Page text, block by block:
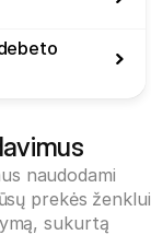
naudodami
prekės ženklui
sukurtą